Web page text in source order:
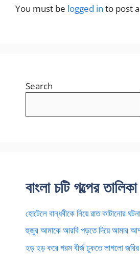
You must be logged in to post
Search
বাংলা চটি গল্পের তালিকা
হোটেলে বান্ধবীকে নিয়ে রাত কাটানোর ঘটনা
হুজুর আমাকে আরবি পড়তে দিয়ে আমার
হড় হড় করে গরম বীর্জ ঢুকতে লাগলো